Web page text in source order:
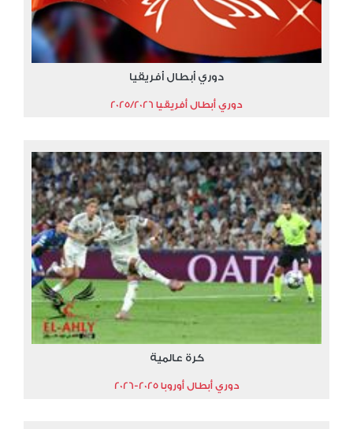
دوري أبطال أفريقيا
دوري أبطال أفريقيا 2025/2026
كرة عالمية
دوري أبطال أوروبا 2025-2026